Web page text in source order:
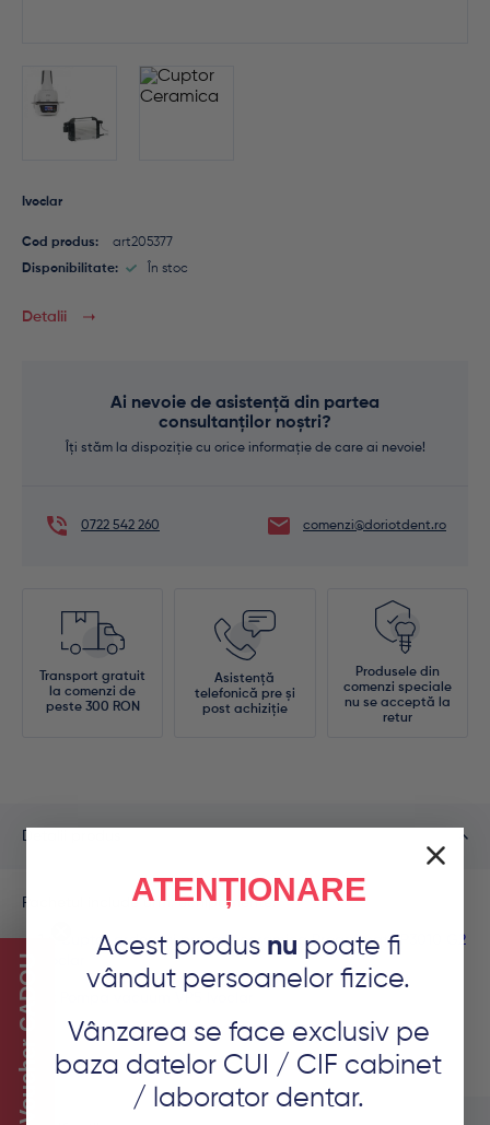
Ivoclar
Cod produs:
art205377
Disponibilitate:
În stoc
Detalii
Ai nevoie de asistență din partea
consultanților noștri?
Îți stăm la dispoziție cu orice informație de care ai nevoie!
0722 542 260 comenzi@doriotdent.ro
Transport gratuit
la comenzi de
peste 300 RON
Asistență
telefonică pre și
post achiziție
Produsele din
comenzi speciale
nu se acceptă la
retur
Detalii produs
Pachetul include urm. echipamente:
Cuptor ardere si presare ceramica Programat EP3010 G2
Voucher CADOU
ATENȚIONARE
Acest produs nu poate fi
vândut persoanelor fizice.
Vânzarea se face exclusiv pe
baza datelor CUI / CIF cabinet
/ laborator dentar.